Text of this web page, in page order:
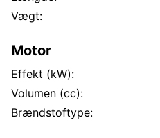
Vægt:
Motor
Effekt (kW):
Volumen (cc):
Brændstoftype: